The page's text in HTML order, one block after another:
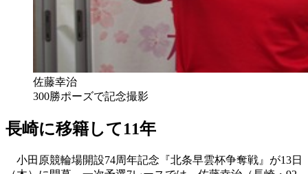
佐藤幸治
300勝ポーズで記念撮影
長崎に移籍して11年
小田原競輪場開設74周年記念『北条早雲杯争奪戦』が13日